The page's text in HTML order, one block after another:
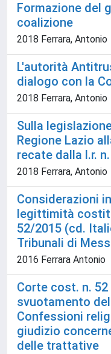
Formazione del
coalizione
2018 Ferrara, Antonio
L'autorità
dialogo con la
2018 Ferrara, Antonio
Sulla
Regione Lazio
recate dalla l.r.
2018 Ferrara, Antonio
Considerazioni
legittimità
52/2015 (cd.
Tribunali di
2016 Ferrara Antonio
Corte cost. n.
svuotamento
Confessioni
giudizio
delle trattative